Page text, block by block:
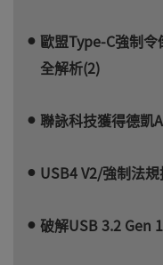
歐盟Type-C強制
全解析(2)
聯詠科技獲得德凱
USB4 V2/強制法
破解USB 3.2 Gen